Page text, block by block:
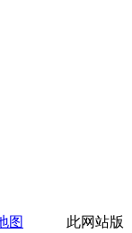
图 此网站版